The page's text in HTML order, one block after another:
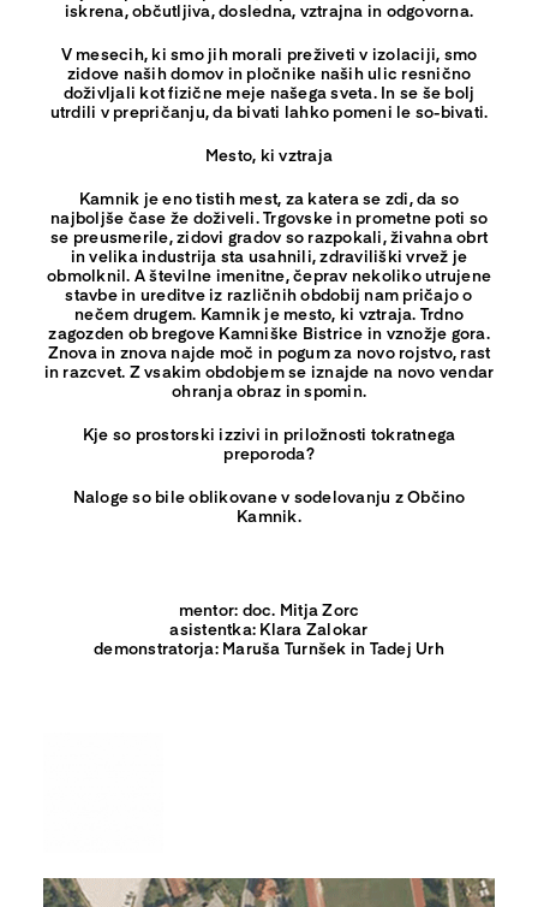
iskrena, občutljiva, dosledna, vztrajna in odgovorna.
V mesecih, ki smo jih morali preživeti v izolaciji, smo
zidove naših domov in pločnike naših ulic resnično
doživljali kot fizične meje našega sveta. In se še bolj
utrdili v prepričanju, da bivati lahko pomeni le so-bivati.
Mesto, ki vztraja
Kamnik je eno tistih mest, za katera se zdi, da so
najboljše čase že doživeli. Trgovske in prometne poti so
se preusmerile, zidovi gradov so razpokali, živahna obrt
in velika industrija sta usahnili, zdraviliški vrvež je
obmolknil. A številne imenitne, čeprav nekoliko utrujene
stavbe in ureditve iz različnih obdobij nam pričajo o
nečem drugem. Kamnik je mesto, ki vztraja. Trdno
zagozden ob bregove Kamniške Bistrice in vznožje gora.
Znova in znova najde moč in pogum za novo rojstvo, rast
in razcvet. Z vsakim obdobjem se iznajde na novo vendar
ohranja obraz in spomin.
Kje so prostorski izzivi in priložnosti tokratnega
preporoda?
Naloge so bile oblikovane v sodelovanju z Občino
Kamnik.
mentor: doc. Mitja Zorc
asistentka: Klara Zalokar
demonstratorja: Maruša Turnšek in Tadej Urh